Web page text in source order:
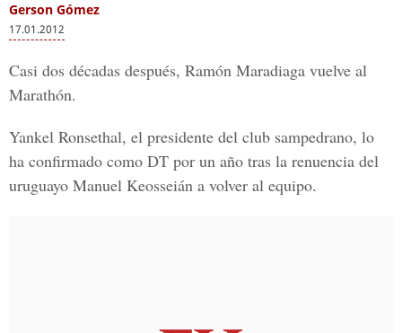
Gerson Gómez
17.01.2012
Casi dos décadas después, Ramón Maradiaga vuelve al
Marathón.
Yankel Ronsethal, el presidente del club sampedrano, lo
ha confirmado como DT por un año tras la renuencia del
uruguayo Manuel Keosseián a volver al equipo.